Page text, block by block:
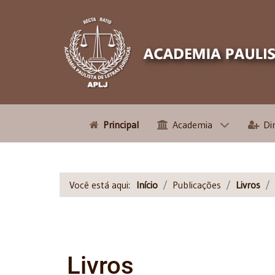
Principal Academia
Você está aqui: Início Publicações Livros
Livros